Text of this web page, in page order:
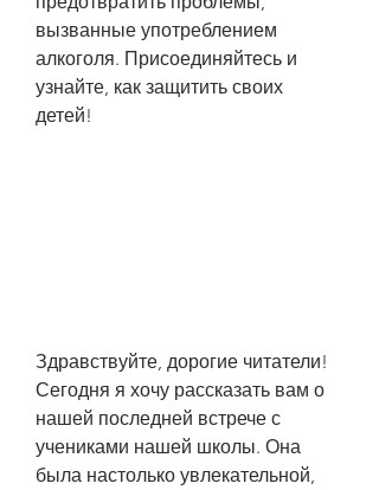
вызванные употреблением
алкоголя. Присоединяйтесь и
узнайте, как защитить своих
детей!
Здравствуйте, дорогие читатели!
Сегодня я хочу рассказать вам о
нашей последней встрече с
учениками нашей школы. Она
была настолько увлекательной,